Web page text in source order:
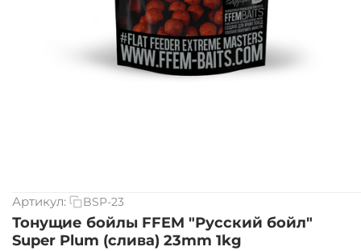
Артикул: BSP-23
Тонущие бойлы FFEM "Русский бойл"
Super Plum (слива) 23mm 1kg